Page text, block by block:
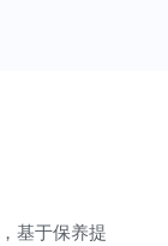
基于保养提